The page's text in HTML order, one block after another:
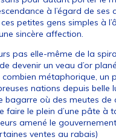
à l’égard de
petites gens simples à
sincère affection.
pas elle-même de la
devenir un veau d’or
combien métaphorique,
nations depuis belle
bagarre où des meutes de
faire le plein d’une pâte à
amené le
ventes au rabais)